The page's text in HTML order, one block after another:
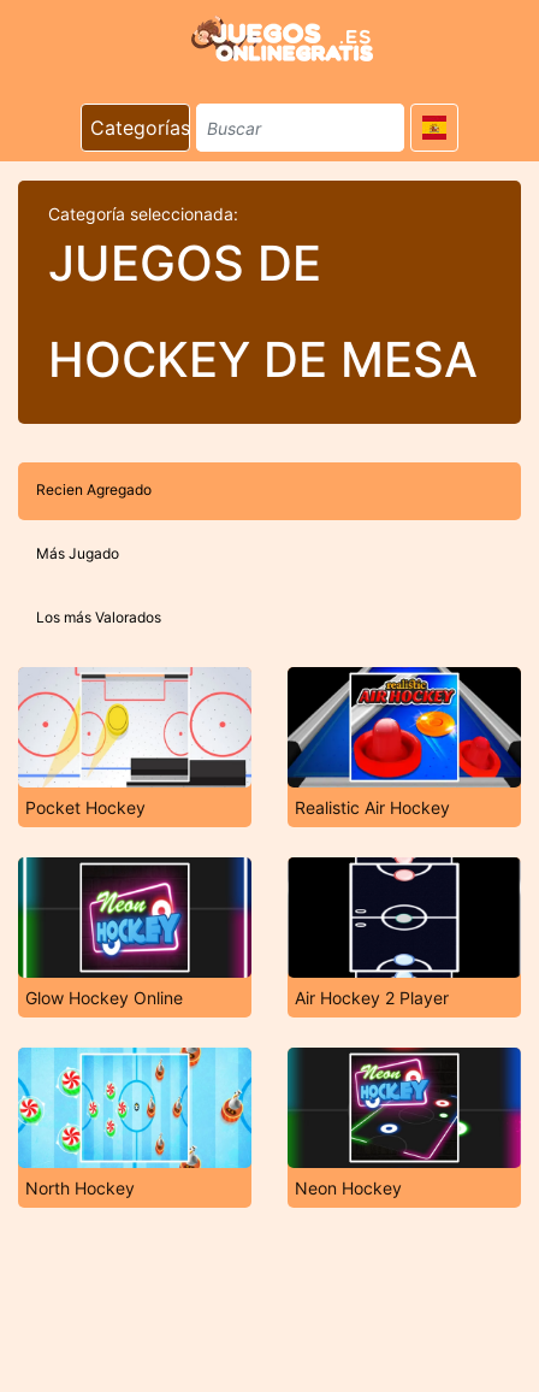
Categorías
Categoría seleccionada:
JUEGOS DE
HOCKEY DE MESA
Recien Agregado
Más Jugado
Los más Valorados
Pocket Hockey Realistic Air Hockey
Glow Hockey Online Air Hockey 2 Player
North Hockey Neon Hockey